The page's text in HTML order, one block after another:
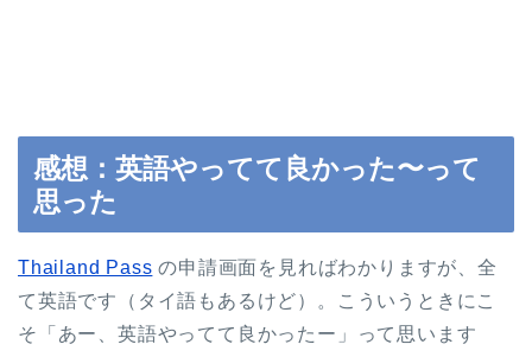
感想：英語やってて良かった〜って
思った
Thailand Pass の申請画面を見ればわかりますが、全
て英語です（タイ語もあるけど）。こういうときにこ
そ「あー、英語やってて良かったー」って思います